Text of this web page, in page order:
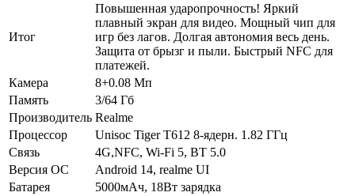
Итог
Повышенная ударопрочность! Яркий
плавный экран для видео. Мощный чип для
игр без лагов. Долгая автономия весь день.
Защита от брызг и пыли. Быстрый NFC для
платежей.
Камера
8+0.08 Мп
Память
3/64 Гб
Производитель Realme
Процессор
Unisoc Tiger T612 8-ядерн. 1.82 ГГц
Связь
4G,NFC, Wi-Fi 5, BT 5.0
Версия ОС
Android 14, realme UI
Батарея
5000мАч, 18Вт зарядка